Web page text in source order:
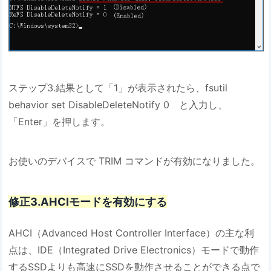
ステップ3.結果として「1」が表示されたら、fsutil
behavior set DisableDeleteNotify 0 と入力し、
「Enter」を押します。
お使いのデバイスで TRIM コマンドが有効になりました。
修正3.AHCIモードを有効にする
AHCI（Advanced Host Controller Interface）の主な利
点は、IDE（Integrated Drive Electronics）モードで動作
するSSDよりも高速にSSDを動作させることができる点で